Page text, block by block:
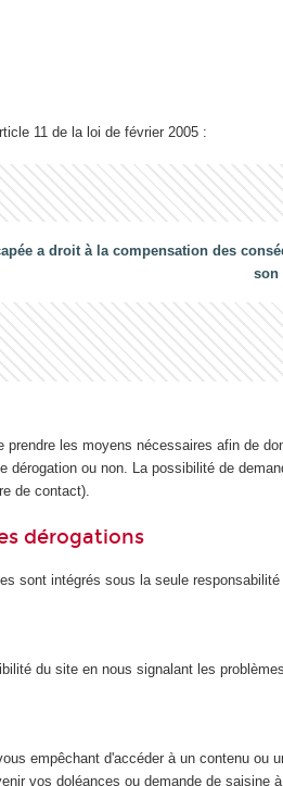
11 de la loi de février 2005 :
a droit à la compensation des
son
prendre les moyens nécessaires afin de
dérogation ou non. La possibilité de
de contact).
dérogations
sont intégrés sous la seule responsabilité
du site en nous signalant les
empêchant d'accéder à un contenu
vos doléances ou demande de saisine